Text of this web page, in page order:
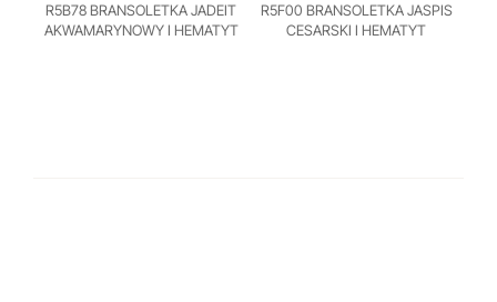
R5B78 BRANSOLETKA JADEIT
AKWAMARYNOWY I HEMATYT
R5F00 BRANSOLETKA JASPIS
CESARSKI I HEMATYT